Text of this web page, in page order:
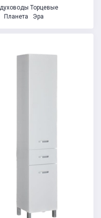
Торцевые
Планета Эра